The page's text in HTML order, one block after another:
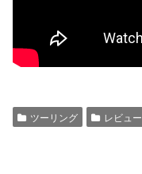
ツーリング レビュー